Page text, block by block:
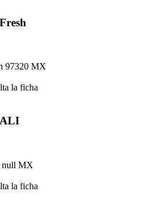
97320 MX
la ficha
null MX
la ficha